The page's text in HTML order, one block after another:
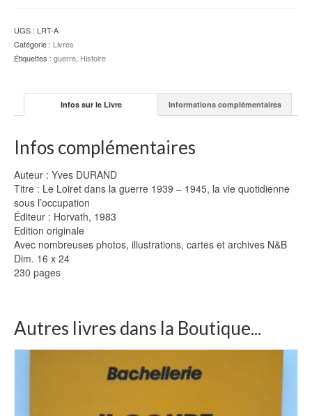
UGS : LRT-A
Catégorie : Livres
Étiquettes : guerre, Histoire
Infos sur le Livre Informations complémentaires
Infos complémentaires
Auteur : Yves DURAND
Titre : Le Loiret dans la guerre 1939 – 1945, la vie quotidienne
sous l’occupation
Éditeur : Horvath, 1983
Edition originale
Avec nombreuses photos, illustrations, cartes et archives N&B
Dim. 16 x 24
230 pages
Autres livres dans la Boutique...